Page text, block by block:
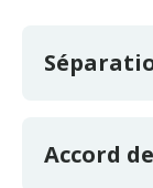
Accord